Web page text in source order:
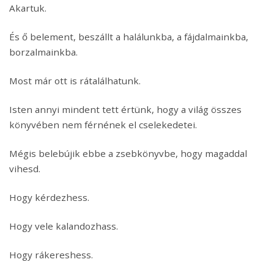
Akartuk.
És ő belement, beszállt a halálunkba, a fájdalmainkba,
borzalmainkba.
Most már ott is rátalálhatunk.
Isten annyi mindent tett értünk, hogy a világ összes
könyvében nem férnének el cselekedetei.
Mégis belebújik ebbe a zsebkönyvbe, hogy magaddal
vihesd.
Hogy kérdezhess.
Hogy vele kalandozhass.
Hogy rákereshess.